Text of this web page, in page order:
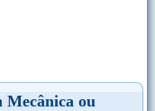
Mecânica ou